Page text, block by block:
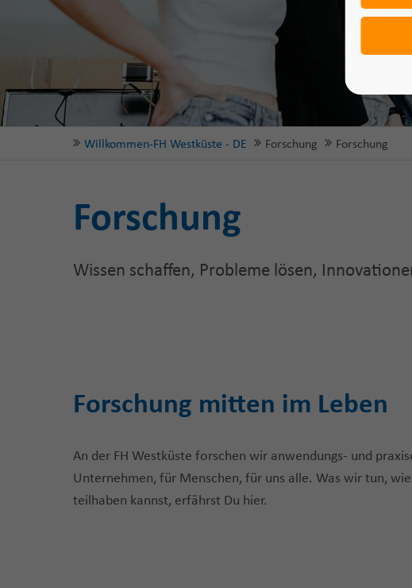
Willkommen-FH Westküste - DE Forschung Forschung
Forschung
Wissen schaffen, Probleme lösen,
Forschung mitten im Leben
An der FH Westküste forschen wir anwendungs- und
Unternehmen, für Menschen, für uns alle. Was wir tun,
teilhaben kannst, erfährst Du hier.